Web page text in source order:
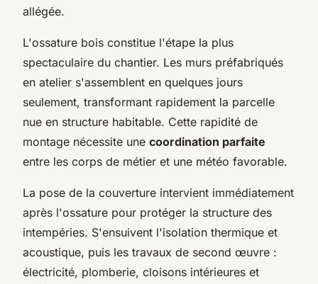
allégée.
L'ossature bois constitue l'étape la plus
spectaculaire du chantier. Les murs préfabriqués
en atelier s'assemblent en quelques jours
seulement, transformant rapidement la parcelle
nue en structure habitable. Cette rapidité de
montage nécessite une coordination parfaite
entre les corps de métier et une météo favorable.
La pose de la couverture intervient immédiatement
après l'ossature pour protéger la structure des
intempéries. S'ensuivent l'isolation thermique et
acoustique, puis les travaux de second œuvre :
électricité, plomberie, cloisons intérieures et